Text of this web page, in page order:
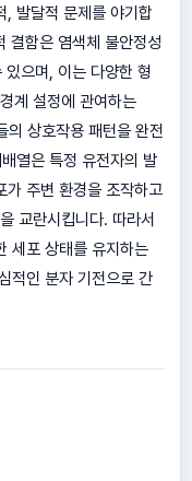
, 발달적 문제를 야기합
결함은 염색체 불안정성
으며, 이는 다양한 형
계 설정에 관여하는
상호작용 패턴을 완전
열은 특정 유전자의 발
가 주변 환경을 조작하고
교란시킵니다. 따라서
세포 상태를 유지하는
적인 분자 기전으로 간